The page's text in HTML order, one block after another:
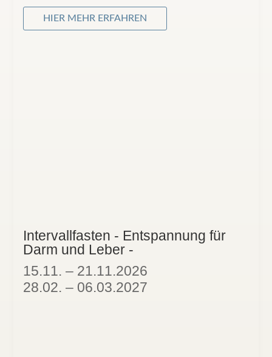
HIER MEHR ERFAHREN
Intervallfasten - Entspannung für
Darm und Leber -
15.11. – 21.11.2026
28.02. – 06.03.2027